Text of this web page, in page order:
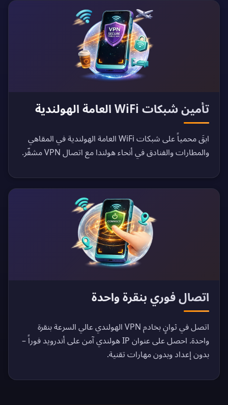
تأمين شبكات WiFi العامة الهولندية
ابقَ محمياً على شبكات WiFi العامة الهولندية في المقاهي
والمطارات والفنادق في أنحاء هولندا مع اتصال VPN مشفّر.
اتصال فوري بنقرة واحدة
اتصل في ثوانٍ بخادم VPN الهولندي عالي السرعة بنقرة
واحدة. احصل على عنوان IP هولندي آمن على أندرويد فوراً –
بدون إعداد وبدون مهارات تقنية.